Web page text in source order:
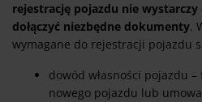
rejestrację pojazdu nie wystarczy
dołączyć niezbędne dokumenty.
wymagane do rejestracji pojazdu
dowód własności pojazdu
nowego pojazdu lub